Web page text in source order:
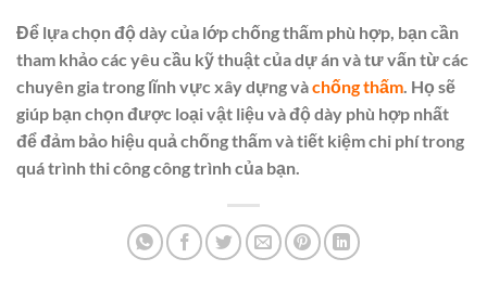
Để lựa chọn độ dày của lớp chống thấm phù hợp, bạn cần
tham khảo các yêu cầu kỹ thuật của dự án và tư vấn từ các
chuyên gia trong lĩnh vực xây dựng vàchống thấm. Họ sẽ
giúp bạn chọn được loại vật liệu và độ dày phù hợp nhất
để đảm bảo hiệu quả chống thấm và tiết kiệm chi phí trong
quá trình thi công công trình của bạn.